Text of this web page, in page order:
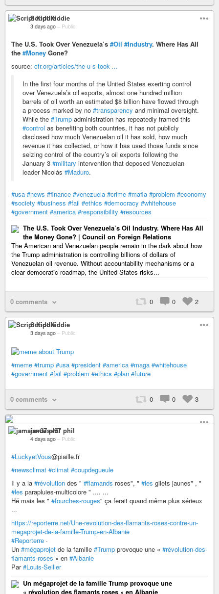
Script Kiddie
3 days ago – Public
The U.S. Took Over Venezuela’s #Oil #Industry. Where Has All
the #Money Gone?
source: cfr.org/articles/the-u-s-took-…
In the first four months of the United States exerting control
over Venezuela’s oil exports, almost one hundred million
barrels of oil worth an estimated $8 billion have flowed through
a process marked by no #transparency and minimal oversight.
While the #Trump administration has repeatedly framed this
#control as benefiting both countries, it has not publicly
disclosed how much Venezuelan oil it has sold, how much
revenue it has collected, or how it has used those funds since
seizing control of the country’s oil exports following the
January 3 #military intervention that deposed Venezuelan
leader Nicolás #Maduro.
#usa #news #finance #venezuela #crime #mafia #problem #economy
#society #business #fail #ethics #democracy #whitehouse
#government #america #responsibility #resources
The U.S. Took Over Venezuela’s Oil Industry. Where Has All
the Money Gone? | Council on Foreign Relations
The American and Venezuelan people remain in the dark about how
the Trump administration is controlling billions of dollars of
Venezuelan oil revenue. Without accountability mechanisms or a
clear democratic roadmap, the United States risks...
0 comments 0 0 2
Script Kiddie
3 days ago – Public
#meme #trump #usa #president #america #maga #whitehouse
#government #fail #problem #ethics #plan #future
0 comments 0 0 3
jamais+37 phil
4 days ago – Public
#LuckyetVous@piaille.fr
#newsclimat #climat #coupdegueule
Il y a la #révolution des " #flamands roses", " #les gilets jaunes" , "
#les parapluies-multicolore " .... ...
Hé mais les " #fourches-rouges" ça ferait quand même plus sérieux
...
https://reporterre.net/Une-revolution-des-flamants-roses-contre-un-
megaprojet-de-la-famille-Trump-en-Albanie
#Reporterre ·
Un #mégaprojet de la famille #Trump provoque une « #révolution-des-
flamants-roses » en #Albanie
Par#Louis-Seiller
Un mégaprojet de la famille Trump provoque une
« révolution des flamants roses » en Albanie